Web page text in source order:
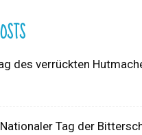
des verrückten
Tag der